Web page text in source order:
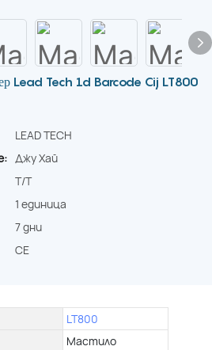
Lead Tech 1d Barcode Cij LT800
LEAD TECH
Джу Хай
T/T
1 единица
7 дни
CE
LT800
Мастило